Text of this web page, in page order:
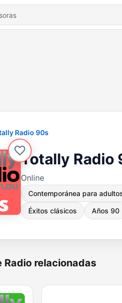
Radio 90s
Totally Radio
Online
Contemporánea para
Éxitos clásicos Años 90
Radio relacionadas